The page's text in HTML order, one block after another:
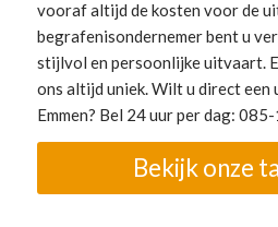
vooraf altijd de kosten voor de
begrafenisondernemer bent u
stijlvol en persoonlijke uitvaart.
ons altijd uniek. Wilt u direct
Emmen? Bel 24 uur per dag:
Bekijk onze